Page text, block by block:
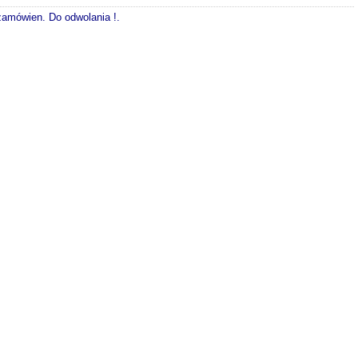
Do odwolania !.